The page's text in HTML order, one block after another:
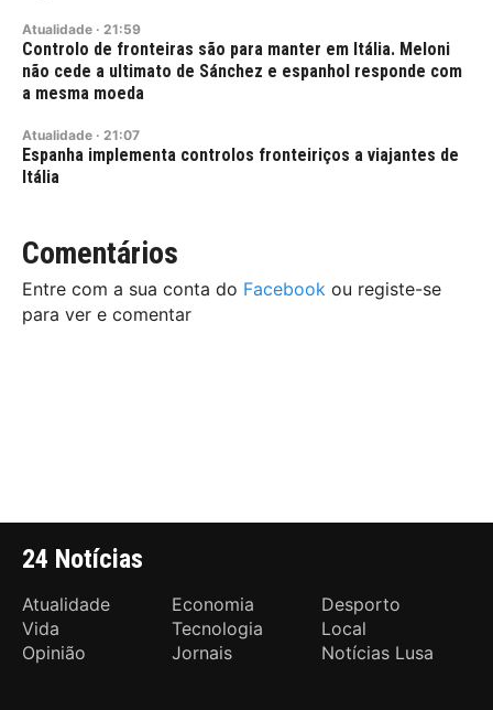
Atualidade · 21:59
Controlo de fronteiras são para manter em Itália. Meloni
não cede a ultimato de Sánchez e espanhol responde com
a mesma moeda
Atualidade · 21:07
Espanha implementa controlos fronteiriços a viajantes de
Itália
Comentários
Entre com a sua conta do Facebook ou registe-se
para ver e comentar
24 Notícias
Atualidade Economia
Desporto
Vida
Tecnologia
Local
Opinião
Jornais Notícias Lusa